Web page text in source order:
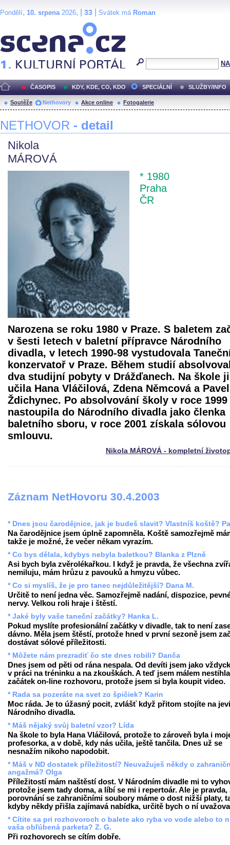
Pondělí, 10. srpena2026, | 33 Svátek má Roman
ČASOPIS KDY, KDE, CO, KDO SPECIÁLNÍ SLUŽBY/INFO
Soutěže Nethovory Akce online Fotogalerie
NETHOVOR - detail
Nikola
MÁROVÁ
* 1980
Praha
ČR
Narozena se roku 1980 v Praze. S baletem
v šesti letech v baletní přípravce Národního
divadla, v letech 1990-98 vystudovala
konzervatoř v Praze. Během studií
dva studijní pobyty v Drážďanech. Na škole ji
učila Hana Vláčilová, Zdena Němcová a Pavel
Ždichynec. Po absolvování školy v roce 1999
nastoupila do Národního divadla jako členka
baletního sboru, v roce 2001 získala sólovou
smlouvu.
Nikola MÁROVÁ - kompletní
Záznam NetHovoru 30.4.2003
* Dnes jsou čarodějnice, jak je budeš slavit? Vlastníš koště?
Na čarodějnice jsem úplně zapomněla. Koště samozřejmě
takže je možné, že večer někam vyrazím.
* Co bys dělala, kdybys nebyla baletkou? Blanka z Plzně
Asi bych byla zvěrolékařkou. I když je pravda, že všechna
nemiluju, mám hrůzu z pavouků a hmyzu vůbec.
* Co si myslíš, že je pro tanec nejdůležitější? Dana M.
Určitě to není jedna věc. Samozřejmě nadání, dispozice,
nervy. Velkou roli hraje i štěstí.
* Jaké byly vaše taneční začátky? Hanka L.
Pokud myslíte profesionální začátky v divadle, tak to není
dávno. Měla jsem štěstí, protože hned v první sezoně jsem
dostávat sólové příležitosti.
* Môžete nám prezradiť čo ste dnes robili? Danča
Dnes jsem od pěti od rána nespala. Od devíti jsem jako
v práci na tréninku a na zkouškách. A teď jsem málem nestihla
začátek on-line rozhovoru, protože jsem si byla koupit video.
* Rada sa pozeráte na svet zo špičiek? Karin
Moc ráda. Je to úžasný pocit, zvlášť když přitom stojíte na
Národního divadla.
* Máš nějaký svůj baletní vzor? Lída
Na škole to byla Hana Vláčilová, protože to zároveň byla i
profesorka, a v době, kdy nás učila, ještě tančila. Dnes už se
nesnažím nikoho napodobit.
* Máš v ND dostatek příležitostí? Neuvažuješ někdy o
angažmá? Olga
Příležitostí mám naštěstí dost. V Národním divadle mi to
protože jsem tady doma, a líbí se mi i repertoár. Ale je pravda,
porovnání se zahraničními soubory máme o dost nižší platy,
kdyby někdy přišla zajímavá nabídka, určitě bych o ní
* Cítite sa pri rozhovoroch o balete ako ryba vo vode alebo to
vaša obľúbená parketa? Z. G.
Při rozhovorech se cítím dobře.